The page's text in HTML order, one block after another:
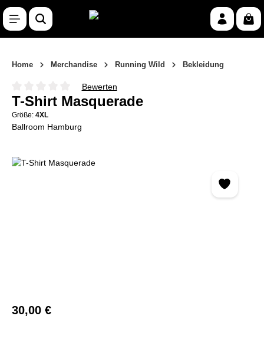
Zum Hauptinhalt springen
Home Merchandise Running Wild Bekleidung
Durchschnittliche Bewertung von 0 von 5 Sternen
Bewerten
T-Shirt Masquerade
Größe: 4XL
Ballroom Hamburg
Bildergalerie überspringen
Regulärer Preis:
30,00 €